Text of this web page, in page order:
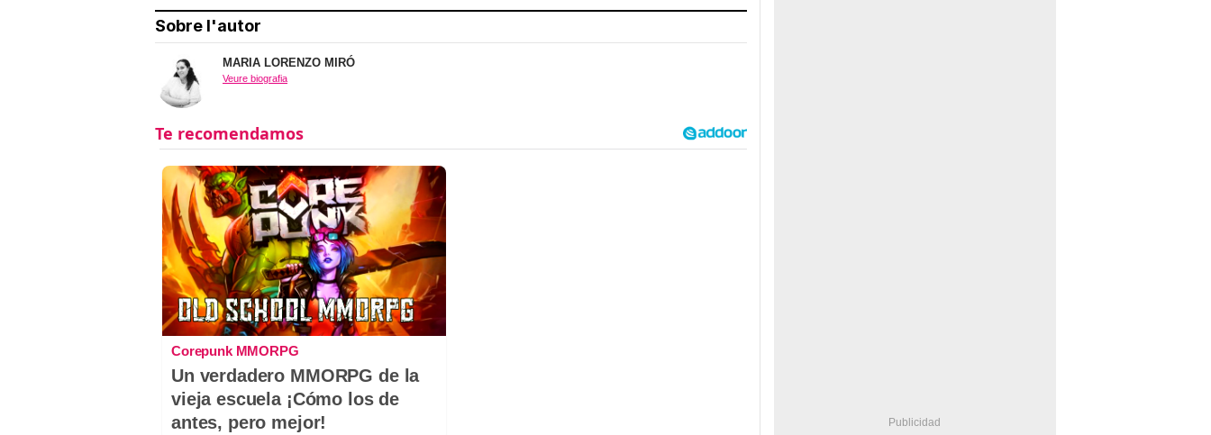
Sobre l'autor
MARIA LORENZO MIRÓ
Veure biografia
Corepunk MMORPG
Un verdadero MMORPG de la
vieja escuela ¡Cómo los de
antes, pero mejor!